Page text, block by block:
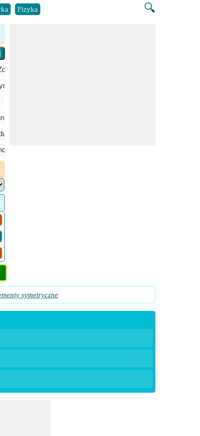
🔍
Fizyka
chemiczna
mocy
prądu i napięcia
symetryczne